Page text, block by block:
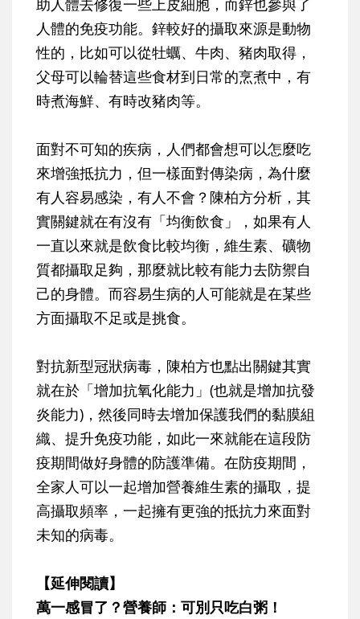
助人體去修復一些上皮細胞，而鋅也參與了
人體的免疫功能。鋅較好的攝取來源是動物
性的，比如可以從牡蠣、牛肉、豬肉取得，
父母可以輪替這些食材到日常的烹煮中，有
時煮海鮮、有時改豬肉等。
面對不可知的疾病，人們都會想可以怎麼吃
來增強抵抗力，但一樣面對傳染病，為什麼
有人容易感染，有人不會？陳柏方分析，其
實關鍵就在有沒有「均衡飲食」，如果有人
一直以來就是飲食比較均衡，維生素、礦物
質都攝取足夠，那麼就比較有能力去防禦自
己的身體。而容易生病的人可能就是在某些
方面攝取不足或是挑食。
對抗新型冠狀病毒，陳柏方也點出關鍵其實
就在於「增加抗氧化能力」(也就是增加抗發
炎能力)，然後同時去增加保護我們的黏膜組
織、提升免疫功能，如此一來就能在這段防
疫期間做好身體的防護準備。在防疫期間，
全家人可以一起增加營養維生素的攝取，提
高攝取頻率，一起擁有更強的抵抗力來面對
未知的病毒。
【延伸閱讀】
萬一感冒了？營養師：可別只吃白粥！